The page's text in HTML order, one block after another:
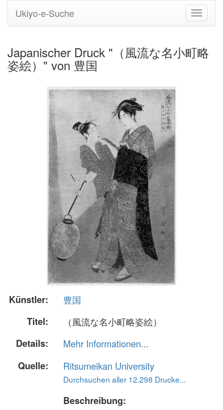
Ukiyo-e-Suche
Japanischer Druck "（風流な名小町略
姿絵）" von 豊国
Künstler:
豊国
Titel:
（風流な名小町略姿絵）
Details:
Mehr Informationen...
Quelle:
Ritsumeikan University
Durchsuchen aller 12.298 Drucke...
Beschreibung: